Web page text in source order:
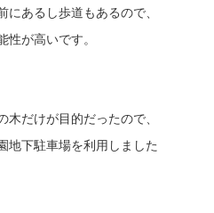
にあるし歩道もあるので、
性が高いです。
木だけが目的だったので、
地下駐車場を利用しました